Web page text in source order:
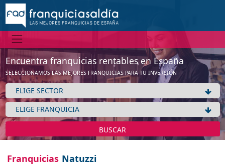
Encuentra franquicias rentables en España
SELECCIONAMOS LAS MEJORES FRANQUICIAS PARA TU INVERSIÓN
BUSCAR
Franquicias Natuzzi